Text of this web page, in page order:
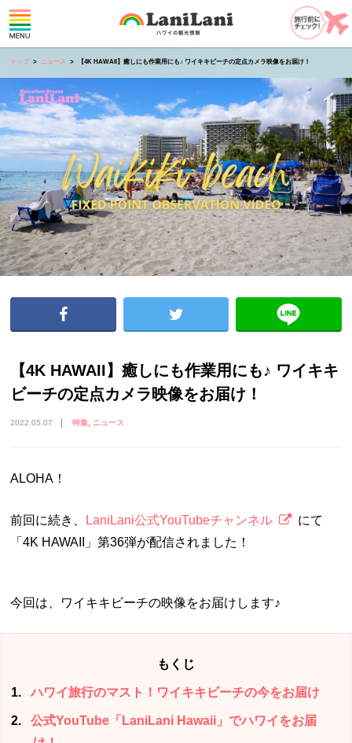
トップ ニュース 【4K HAWAII】癒しにも作業用にも♪ ワイキキビーチの定点カメラ映像をお届け！
【4K HAWAII】癒しにも作業用にも♪ ワイキキ
ビーチの定点カメラ映像をお届け！
2022.05.07 特集 ニュース
ALOHA！
前回に続き、 LaniLani公式YouTubeチャンネル
にて
「4K HAWAII」第36弾が配信されました！
今回は、ワイキキビーチの映像をお届けします♪
もくじ
1 ハワイ旅行のマスト！ワイキキビーチの今をお届け
2
公式YouTube「LaniLani Hawaii」でハワイをお届